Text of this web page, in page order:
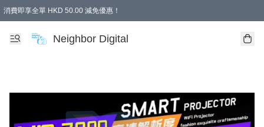
消費即享全單 HKD 50.00 減免優惠！
Neighbor Digital